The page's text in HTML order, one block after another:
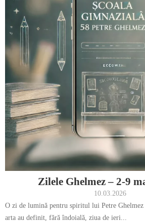
Zilele Ghelmez – 2-9
10.03.2026
O zi de lumină pentru spiritul lui Petre
arta au definit, fără îndoială, ziua de ieri...